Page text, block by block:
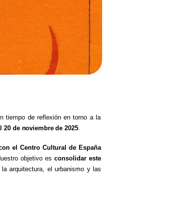
tiempo de reflexión en torno a la
20 de noviembre de 2025.
el Centro Cultural de España
objetivo esconsolidar este
arquitectura, el urbanismo y las